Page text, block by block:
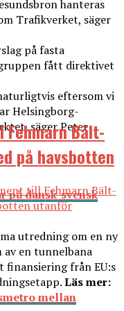
hanteras
Trafikverket, säger
på fasta
fått direktivet
eftersom vi
Helsingborg-
säger Peter
på dansk-svensk
utredning om en ny
en tunnelbana
finansiering från EU:s
Läs mer:
mellan
Bält-
på havsbotten
till Fehmarn Bält-
utanför